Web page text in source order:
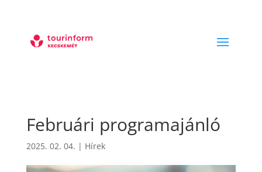
Februári programajánló
2025. 02. 04. | Hírek